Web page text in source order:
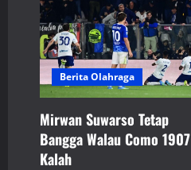
Berita Olahraga
Mirwan Suwarso Tetap
Bangga Walau Como 1907
Kalah